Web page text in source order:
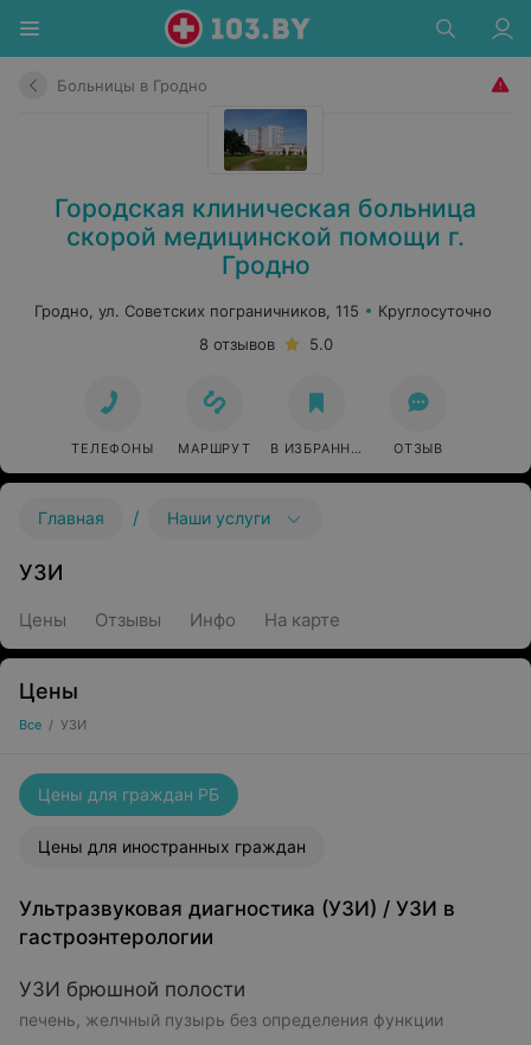
Больницы в Гродно
Городская клиническая больница
скорой медицинской помощи г.
Гродно
Гродно, ул. Советских пограничников, 115
Круглосуточно
8 отзывов
5.0
ТЕЛЕФОНЫ МАРШРУТ В ИЗБРАННОЕ ОТЗЫВ
Главная / Наши услуги
УЗИ
Цены Отзывы Инфо На карте
Цены
Все / УЗИ
Цены для граждан РБ
Цены для иностранных граждан
Ультразвуковая диагностика (УЗИ) / УЗИ в
гастроэнтерологии
УЗИ брюшной полости
печень, желчный пузырь без определения функции